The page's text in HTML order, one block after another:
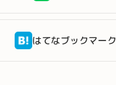
はてなブックマーク